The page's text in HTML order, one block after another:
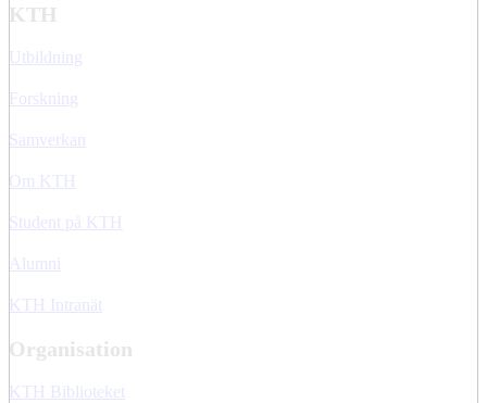
KTH
Utbildning
Forskning
Samverkan
Om KTH
Student på KTH
Alumni
KTH Intranät
Organisation
KTH Biblioteket